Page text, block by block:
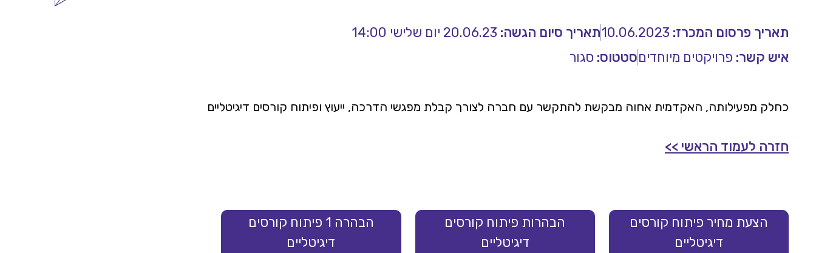
תאריך פרסום המכרז: 10.06.2023תאריך סיום הגשה: 20.06.23 יום שלישי 14:00
איש קשר: פרויקטים מיוחדיםסטטוס: סגור
כחלק מפעילותה, האקדמית אחוה מבקשת להתקשר עם חברה לצורך קבלת מפגשי הדרכה, ייעוץ ופיתוח קורסים דיגיטליים
חזרה לעמוד הראשי >>
הצעת מחיר פיתוח קורסים
דיגיטליים
הבהרות פיתוח קורסים
דיגיטליים
הבהרה 1 פיתוח קורסים
דיגיטליים